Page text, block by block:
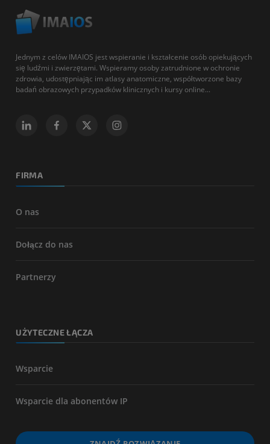
Jednym z celów IMAIOS jest wspieranie i kształcenie osób opiekujących
się ludźmi i zwierzętami. Wspieramy osoby zatrudnione w ochronie
zdrowia, udostępniając im atlasy anatomiczne, współtworzone bazy
badań obrazowych przypadków klinicznych i kursy online...
FIRMA
O nas
Dołącz do nas
Partnerzy
UŻYTECZNE ŁĄCZA
Wsparcie
Wsparcie dla abonentów IP